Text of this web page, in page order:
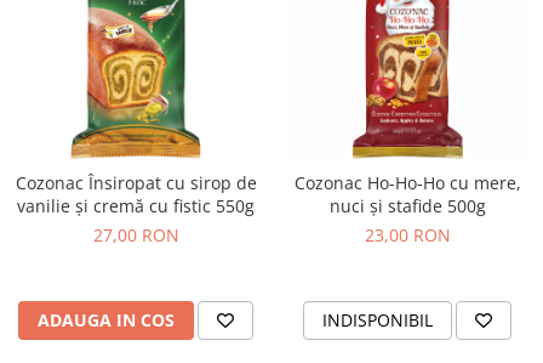
Arpacas si pesmet
Produse congelate
Panificatie congelata
Patiserie congelata
Pizza congelata
Baton Cookie congelat
Faina Profesionala
Cozonac Însiropat cu sirop de
vanilie și cremă cu fistic 550g
27,00 RON
ADAUGA IN COS
Cozonac Ho-Ho-Ho cu mere,
nuci și stafide 500g
23,00 RON
INDISPONIBIL